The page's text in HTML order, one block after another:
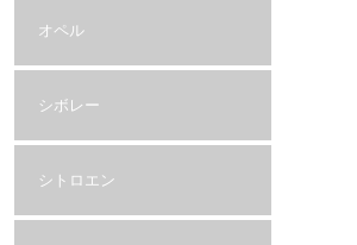
オペル
シボレー
シトロエン